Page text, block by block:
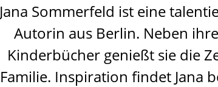
Jana Sommerfeld ist eine
Autorin aus Berlin. Neben
Kinderbücher genießt sie die
Familie. Inspiration findet Jana